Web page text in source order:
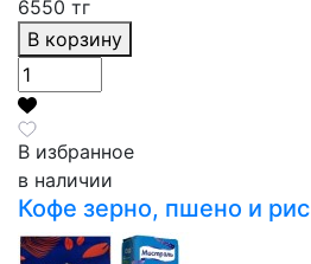
6550 тг
В корзину
В избранное
в наличии
Кофе зерно, пшено и рис